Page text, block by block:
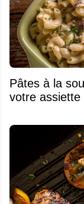
Pâtes à la
votre assiette